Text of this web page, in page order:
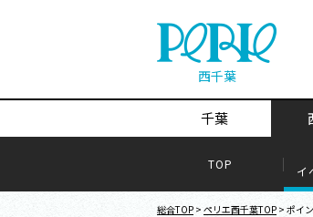
西千葉
千葉
TOP
イ
総合TOP > ペリエ西千葉TOP > ポイ